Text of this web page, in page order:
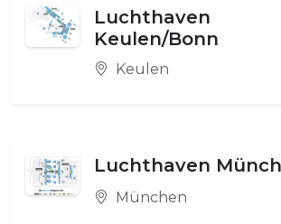
Luchthaven
Keulen/Bonn
Keulen
Luchthaven
München